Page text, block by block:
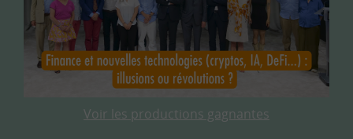
Voir les productions gagnantes